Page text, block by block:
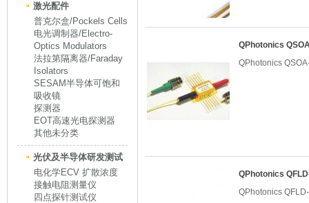
激光配件
普克尔盒/Pockels Cells
电光调制器/Electro-
Optics Modulators
法拉第隔离器/Faraday
Isolators
SESAM半导体可饱和
吸收镜
探测器
EOT高速光电探测器
其他未分类
光伏及半导体研发测试
电化学ECV 扩散浓度
接触电阻测量仪
四点探针测试仪
QPhotonics
QPhotonics
QPhotonics
QPhotonics